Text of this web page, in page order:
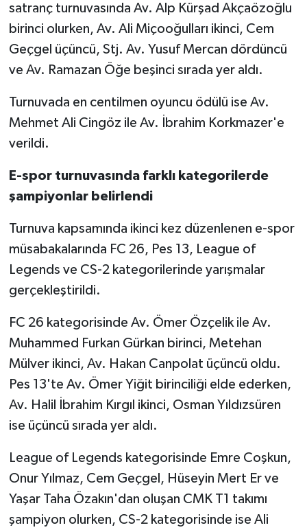
satranç turnuvasında Av. Alp Kürşad Akçaözoğlu
birinci olurken, Av. Ali Miçooğulları ikinci, Cem
Geçgel üçüncü, Stj. Av. Yusuf Mercan dördüncü
ve Av. Ramazan Öğe beşinci sırada yer aldı.
Turnuvada en centilmen oyuncu ödülü ise Av.
Mehmet Ali Cingöz ile Av. İbrahim Korkmazer'e
verildi.
E-spor turnuvasında farklı kategorilerde
şampiyonlar belirlendi
Turnuva kapsamında ikinci kez düzenlenen e-spor
müsabakalarında FC 26, Pes 13, League of
Legends ve CS-2 kategorilerinde yarışmalar
gerçekleştirildi.
FC 26 kategorisinde Av. Ömer Özçelik ile Av.
Muhammed Furkan Gürkan birinci, Metehan
Mülver ikinci, Av. Hakan Canpolat üçüncü oldu.
Pes 13'te Av. Ömer Yiğit birinciliği elde ederken,
Av. Halil İbrahim Kırgıl ikinci, Osman Yıldızsüren
ise üçüncü sırada yer aldı.
League of Legends kategorisinde Emre Coşkun,
Onur Yılmaz, Cem Geçgel, Hüseyin Mert Er ve
Yaşar Taha Özakın'dan oluşan CMK T1 takımı
şampiyon olurken, CS-2 kategorisinde ise Ali